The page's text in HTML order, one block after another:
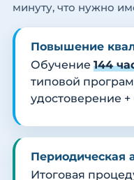
минуту, что нужно
Повышение
Обучение 144
типовой
удостоверение
Периодическая
Итоговая